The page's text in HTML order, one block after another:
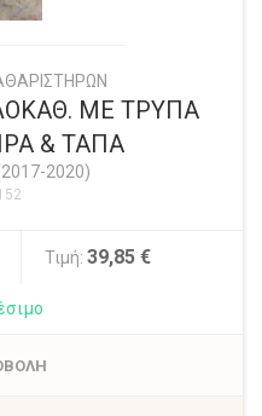
ΜΕ ΤΡΥΠΑ
& ΤΑΠΑ
2020)
Τιμή: 39,85 €